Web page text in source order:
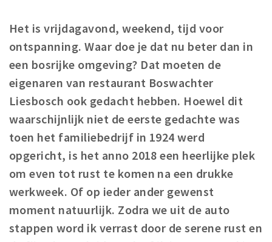
Winkels
Winkelgebieden
Parkeren
Bezienswaardigheden
Musea, theaters & podia
Uitjes & activiteiten
Toeristische routes
Natuurgebieden
Baroniepoorten
Sport
Het is vrijdagavond, weekend, tijd voor
ontspanning. Waar doe je dat nu beter dan in
een bosrijke omgeving? Dat moeten de
eigenaren van restaurant Boswachter
Liesbosch ook gedacht hebben. Hoewel dit
waarschijnlijk niet de eerste gedachte was
toen het familiebedrijf in 1924 werd
opgericht, is het anno 2018 een heerlijke plek
om even tot rust te komen na een drukke
werkweek. Of op ieder ander gewenst
moment natuurlijk. Zodra we uit de auto
stappen word ik verrast door de serene rust en